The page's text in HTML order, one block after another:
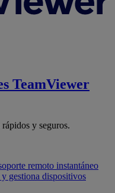
TeamViewer
y seguros.
remoto instantáneo
gestiona dispositivos